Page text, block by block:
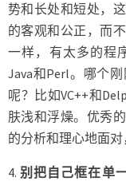
势和长处和短处，
的客观和公正，而
一样，有太多的程
Java和Perl。哪个
呢？比如VC++和
肤浅和浮燥。优秀
的分析和理心地面对
4. 别把自己框在单